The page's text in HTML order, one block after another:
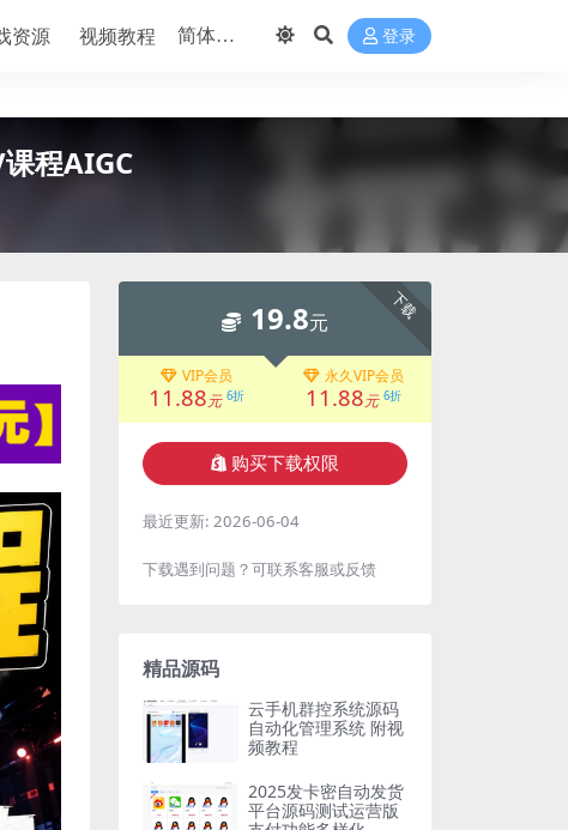
资源 视频教程 登录
程AIGC
下载
19.8元
VIP会员
11.88元 6折
永久VIP会员
11.88元 6折
购买下载权限
最近更新: 2026-06-04
下载遇到问题？可联系客服或反馈
精品源码
云手机群控系统源码
自动化管理系统 附视
频教程
2025发卡密自动发货
平台源码测试运营版